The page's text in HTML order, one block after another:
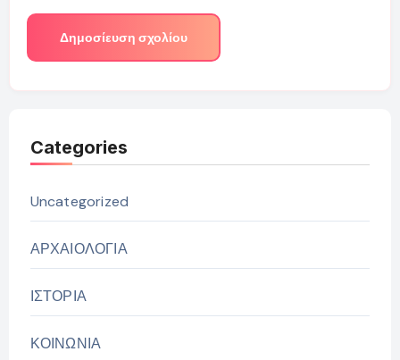
Categories
Uncategorized
ΑΡΧΑΙΟΛΟΓΙΑ
ΙΣΤΟΡΙΑ
ΚΟΙΝΩΝΙΑ